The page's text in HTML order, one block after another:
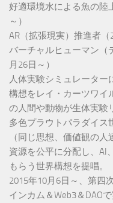
好適環境水による魚の陸
～）
AR（拡張現実）推進者（
バーチャルヒューマン（
月26日～）
人体実験シミュレーター
構想をレイ・カーツワイ
の人間や動物が生体実験
多色プラウトパラダイス
（同じ思想、価値観の
資源を公平に分配し、AI
もらう世界構想を提唱。
2015年10月6日～、第四
インカム＆Web3＆DAO